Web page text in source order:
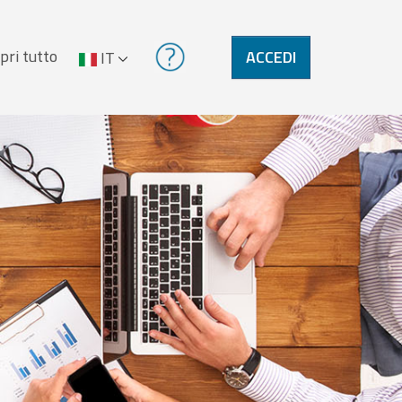
tutto IT ACCEDI